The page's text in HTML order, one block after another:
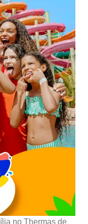
no Thermas de